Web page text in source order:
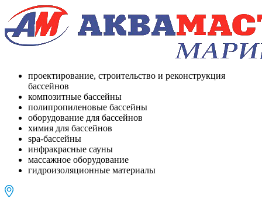
проектирование, строительство и реконструкция
бассейнов
композитные бассейны
полипропиленовые бассейны
оборудование для бассейнов
химия для бассейнов
spa-бассейны
инфракрасные сауны
массажное оборудование
гидроизоляционные материалы